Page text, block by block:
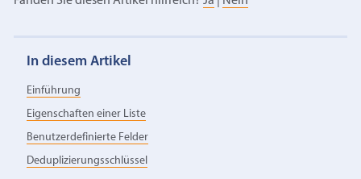
In diesem Artikel
Einführung
Eigenschaften einer Liste
Benutzerdefinierte Felder
Deduplizierungsschlüssel